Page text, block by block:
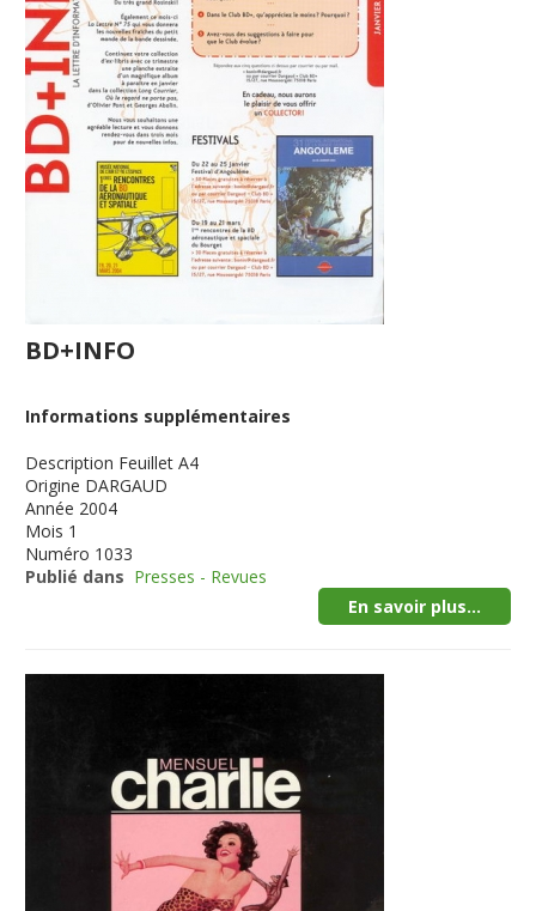
BD+INFO
Informations supplémentaires
Description Feuillet A4
Origine DARGAUD
Année 2004
Mois 1
Numéro 1033
Publié dans Presses - Revues
En savoir plus...